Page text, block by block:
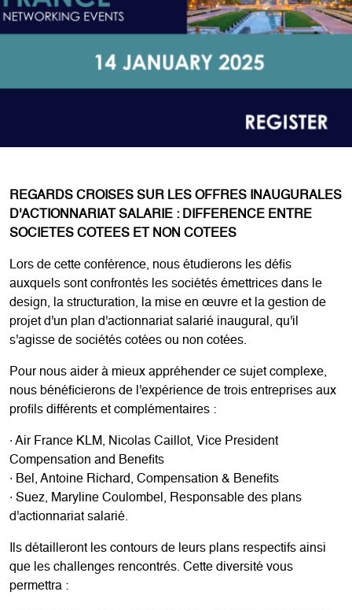
REGARDS CROISES SUR LES OFFRES INAUGURALES
D'ACTIONNARIAT SALARIE : DIFFERENCE ENTRE
SOCIETES COTEES ET NON COTEES
Lors de cette conférence, nous étudierons les défis
auxquels sont confrontés les sociétés émettrices dans le
design, la structuration, la mise en œuvre et la gestion de
projet d'un plan d'actionnariat salarié inaugural, qu'il
s'agisse de sociétés cotées ou non cotées.
Pour nous aider à mieux appréhender ce sujet complexe,
nous bénéficierons de l'expérience de trois entreprises aux
profils différents et complémentaires :
· Air France KLM, Nicolas Caillot, Vice President
Compensation and Benefits
· Bel, Antoine Richard, Compensation & Benefits
· Suez, Maryline Coulombel, Responsable des plans
d'actionnariat salarié.
Ils détailleront les contours de leurs plans respectifs ainsi
que les challenges rencontrés. Cette diversité vous
permettra :